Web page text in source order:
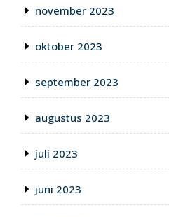
november 2023
oktober 2023
september 2023
augustus 2023
juli 2023
juni 2023